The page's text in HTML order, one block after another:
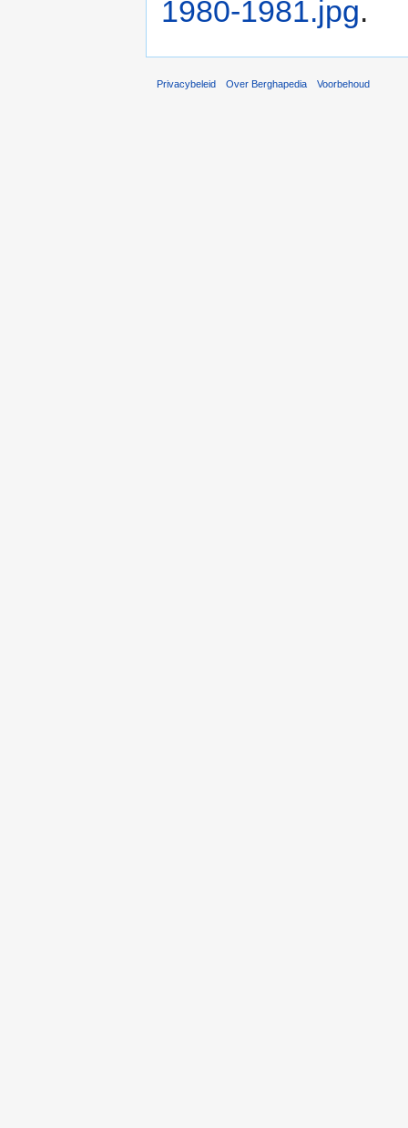
1980-1981.jpg.
Privacybeleid Over Berghapedia Voorbehoud